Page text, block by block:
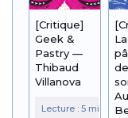
[Critique]
Geek &
Pastry —
Thibaud
Villanova
La